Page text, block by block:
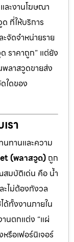
ละงานโฆษณา
ที่ให้บริการ
ะจัดจำหน่ายราย
ราคาถูก” แต่ยัง
ลาสวูดขายส่ง
ใดของ
รา
ทานและความ
(พลาสวูด) ถูก
สมบัติเด่น คือ น้ำ
ไม่ต้องกังวล
ด้ทั้งงานภายใน
านตกแต่ง “แผ่
รือเฟอร์นิเจอร์